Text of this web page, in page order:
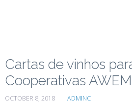
Cartas de vinhos
Cooperativas
OCTOBER 8, 2018 ADMINC